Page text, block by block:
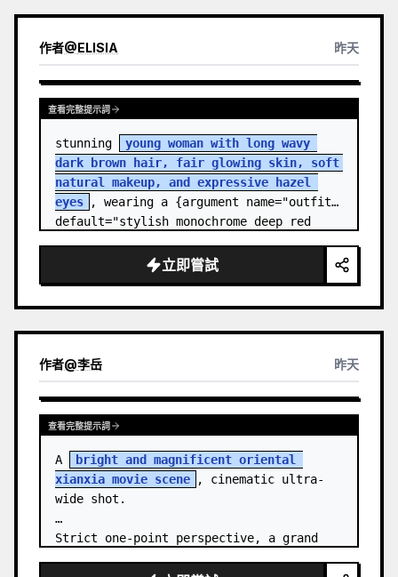
作者@ELISIA 昨天
查看完整提示詞
stunning
young woman with long wavy
dark brown hair, fair glowing skin, soft
natural makeup, and expressive hazel
eyes
, wearing a {argument name="outfit"
default="stylish monochrome deep red
立即嘗試
作者@李岳 昨天
查看完整提示詞
A
bright and magnificent oriental
xianxia movie scene
, cinematic ultra-
wide shot.
Strict one-point perspective, a grand